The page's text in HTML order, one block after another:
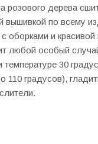
розового дерева
вышивкой по всему
оборками и красивой
любой особый
30
110 градусов),